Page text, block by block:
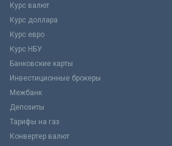
Курс валют
Курс доллара
Курс евро
Курс НБУ
Банковские карты
Инвестиционные брокеры
Межбанк
Депозиты
Тарифы на газ
Конвертер валют